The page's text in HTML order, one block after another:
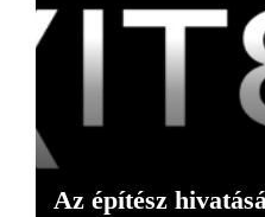
Az építész